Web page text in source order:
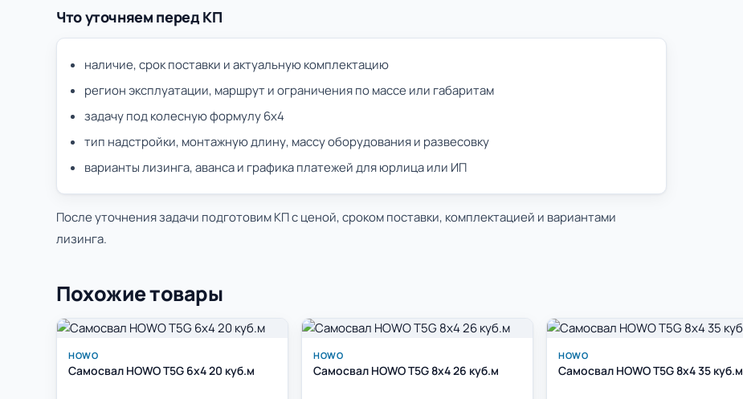
Что уточняем перед КП
наличие, срок поставки и актуальную комплектацию
регион эксплуатации, маршрут и ограничения по массе или габаритам
задачу под колесную формулу 6х4
тип надстройки, монтажную длину, массу оборудования и развесовку
варианты лизинга, аванса и графика платежей для юрлица или ИП
После уточнения задачи подготовим КП с ценой, сроком поставки, комплектацией и вариантами
лизинга.
Похожие товары
HOWO
Самосвал HOWO T5G 6x4 20 куб.м
HOWO
Самосвал HOWO T5G 8х4 26 куб.м
HOWO
Самосвал HOWO T5G 8х4 35 куб.м